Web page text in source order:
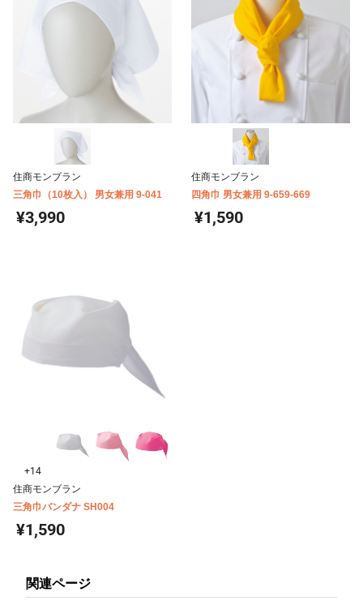
住商モンブラン
三角巾（10枚入） 男女兼用 9-041
¥3,990
住商モンブラン
四角巾 男女兼用 9-659-669
¥1,590
+14
住商モンブラン
三角巾バンダナ SH004
¥1,590
関連ページ